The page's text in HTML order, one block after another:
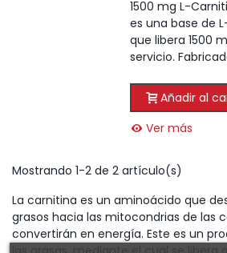
1500 mg L-
es una base de
que libera 1500
servicio.
Añadir al
Ver más
Mostrando 1-2 de 2 artículo(s)
La carnitina es un aminoácido que
grasos hacia las mitocondrias de las
convertirán en energía. Este es un